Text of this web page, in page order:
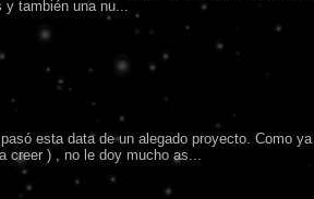
y también una nu...
esta data de un alegado proyecto. Como ya
creer ) , no le doy mucho as...